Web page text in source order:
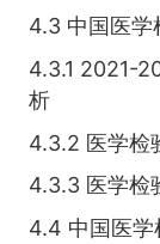
4.3 中国医学
4.3.1 2021-
析
4.3.2 医学检
4.3.3 医学检
4.4 中国医学